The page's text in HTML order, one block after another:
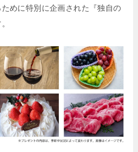
ために特別に企画された『独自の